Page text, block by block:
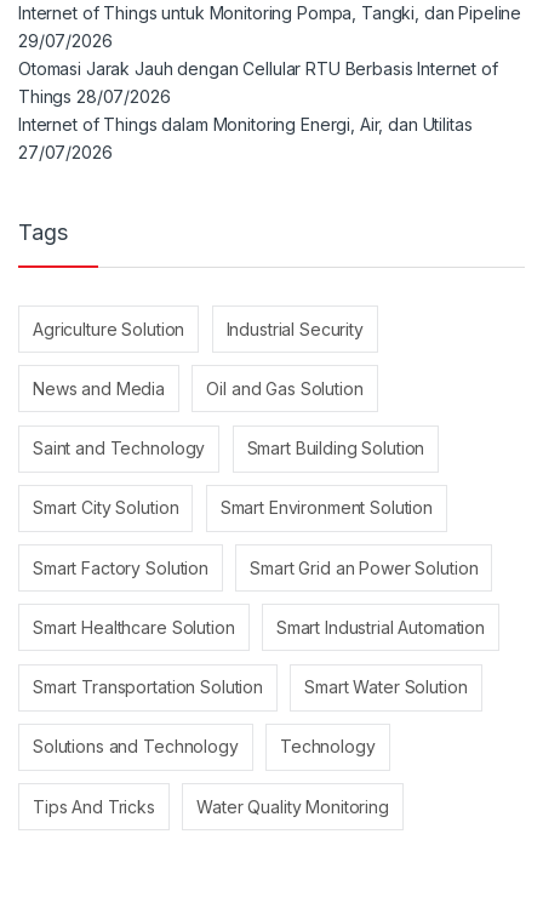
Internet of Things untuk Monitoring Pompa, Tangki, dan Pipeline
29/07/2026
Otomasi Jarak Jauh dengan Cellular RTU Berbasis Internet of
Things 28/07/2026
Internet of Things dalam Monitoring Energi, Air, dan Utilitas
27/07/2026
Tags
Agriculture Solution Industrial Security
News and Media Oil and Gas Solution
Saint and Technology Smart Building Solution
Smart City Solution Smart Environment Solution
Smart Factory Solution Smart Grid an Power Solution
Smart Healthcare Solution Smart Industrial Automation
Smart Transportation Solution Smart Water Solution
Solutions and Technology Technology
Tips And Tricks Water Quality Monitoring